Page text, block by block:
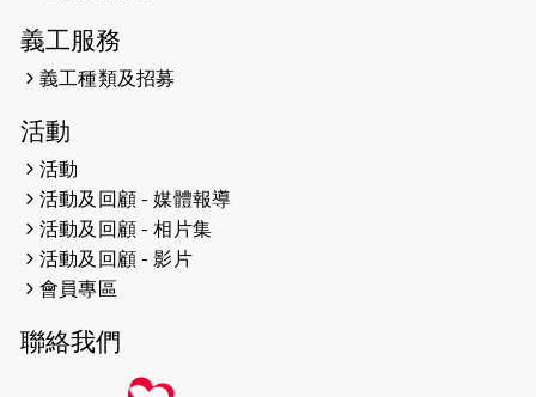
2023-05-29
2023-05-29
副隊長 梁翠珊】運動員用熱血同堅
持，喺冰球場上劃出歷史性佳績。
2023-05-29
【東網】殘障家長照顧健全子女遇困
2023-05-15
義工服務
義工種類及招募
活動
活動
活動及回顧 - 媒體報導
活動及回顧 - 相片集
活動及回顧 - 影片
會員專區
聯絡我們